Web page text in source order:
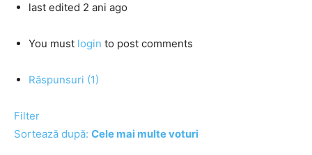
last edited 2 ani ago
You must login to post comments
Răspunsuri (1)
Filter
Sortează după: Cele mai multe voturi